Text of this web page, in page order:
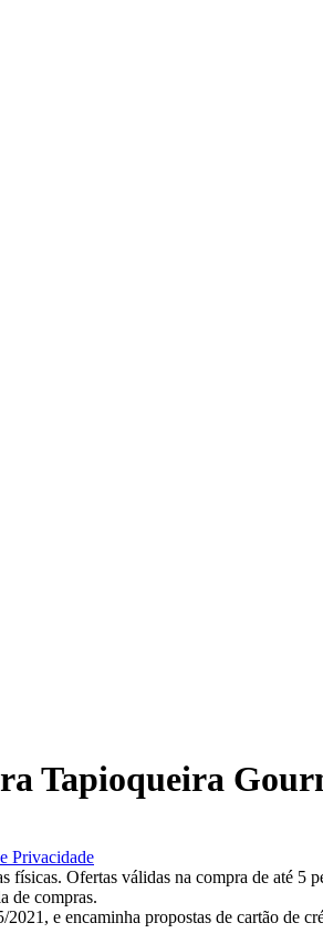
Tapioqueira
Privacidade
Ofertas válidas na compra de até 5
de compras.
e encaminha propostas de cartão de